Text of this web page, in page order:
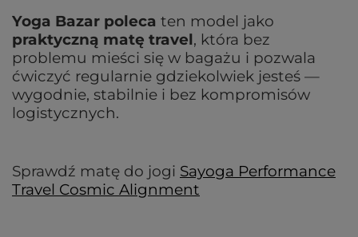
Yoga Bazar poleca ten model jako
praktyczną matę travel, która bez
problemu mieści się w bagażu i pozwala
ćwiczyć regularnie gdziekolwiek jesteś —
wygodnie, stabilnie i bez kompromisów
logistycznych.
Sprawdź matę do jogi Sayoga Performance
Travel Cosmic Alignment